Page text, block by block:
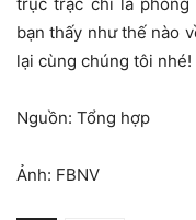
bạn thấy như thế nào
lại cùng chúng tôi nhé!
Nguồn: Tổng hợp
Ảnh: FBNV